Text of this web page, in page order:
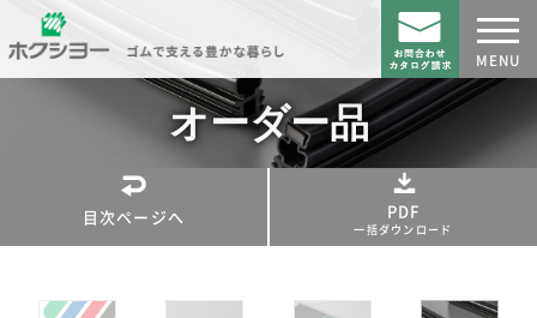
MENU
オーダー品
目次ページへ PDF
一括ダウンロード
CATALOG
製品カタログダウンロード